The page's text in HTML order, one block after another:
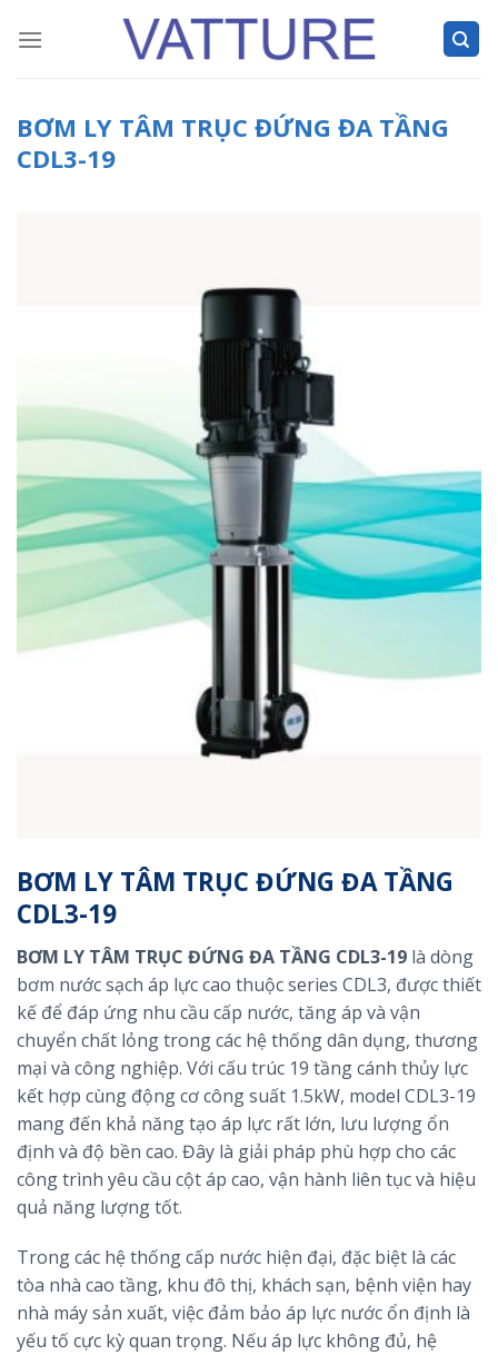
BƠM LY TÂM TRỤC ĐỨNG ĐA TẦNG
CDL3-19
BƠM LY TÂM TRỤC ĐỨNG ĐA TẦNG
CDL3-19
BƠM LY TÂM TRỤC ĐỨNG ĐA TẦNG CDL3-19 là dòng
bơm nước sạch áp lực cao thuộc series CDL3, được thiết
kế để đáp ứng nhu cầu cấp nước, tăng áp và vận
chuyển chất lỏng trong các hệ thống dân dụng, thương
mại và công nghiệp. Với cấu trúc 19 tầng cánh thủy lực
kết hợp cùng động cơ công suất 1.5kW, model CDL3-19
mang đến khả năng tạo áp lực rất lớn, lưu lượng ổn
định và độ bền cao. Đây là giải pháp phù hợp cho các
công trình yêu cầu cột áp cao, vận hành liên tục và hiệu
quả năng lượng tốt.
Trong các hệ thống cấp nước hiện đại, đặc biệt là các
tòa nhà cao tầng, khu đô thị, khách sạn, bệnh viện hay
nhà máy sản xuất, việc đảm bảo áp lực nước ổn định là
yếu tố cực kỳ quan trọng. Nếu áp lực không đủ, hệ